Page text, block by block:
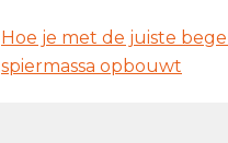
Hoe je met de juiste
spiermassa opbouwt